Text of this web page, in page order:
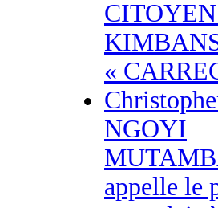
«
NGOYI
appelle le